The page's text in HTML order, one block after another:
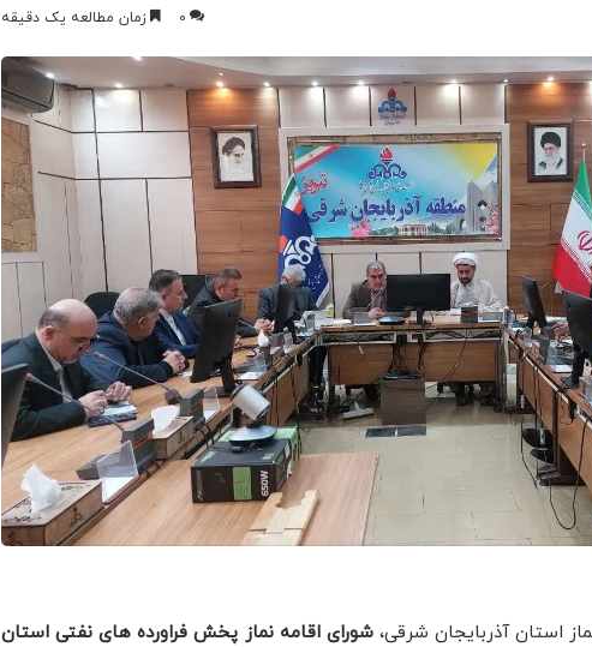
0 زمان مطالعه یک دقیقه
استان آذربایجان شرقی،شورای اقامه نماز پخش فراورده های نفتی استان